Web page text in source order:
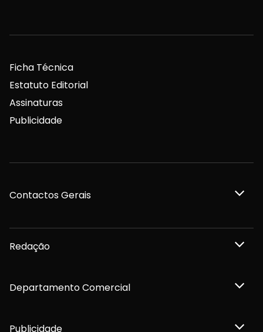
Ficha Técnica
Estatuto Editorial
Assinaturas
Publicidade
Contactos Gerais
Redação
Departamento Comercial
Publicidade